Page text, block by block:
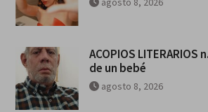
ACOPIOS LITERARIOS
de un bebé
agosto 8, 2026